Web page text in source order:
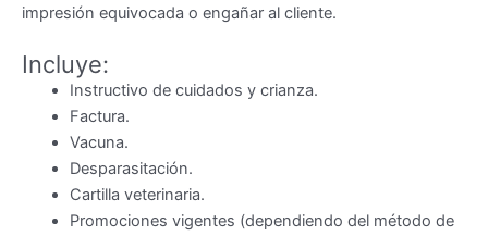
impresión equivocada o engañar al cliente.
Incluye:
Instructivo de cuidados y crianza.
Factura.
Vacuna.
Desparasitación.
Cartilla veterinaria.
Promociones vigentes (dependiendo del método de